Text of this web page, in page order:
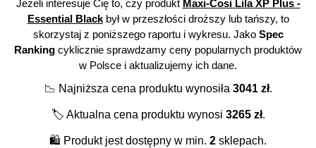
Jeżeli interesuje Cię to, czy produkt Maxi-Cosi Lila XP Plus -
Essential Blackbył w przeszłości droższy lub tańszy, to
skorzystaj z poniższego raportu i wykresu. Jako Spec
Ranking cyklicznie sprawdzamy ceny popularnych produktów
w Polsce i aktualizujemy ich dane.
📉 Najniższa cena produktu wynosiła 3041zł.
🏷️ Aktualna cena produktu wynosi 3265zł.
🛍️ Produkt jest dostępny w min. 2 sklepach.